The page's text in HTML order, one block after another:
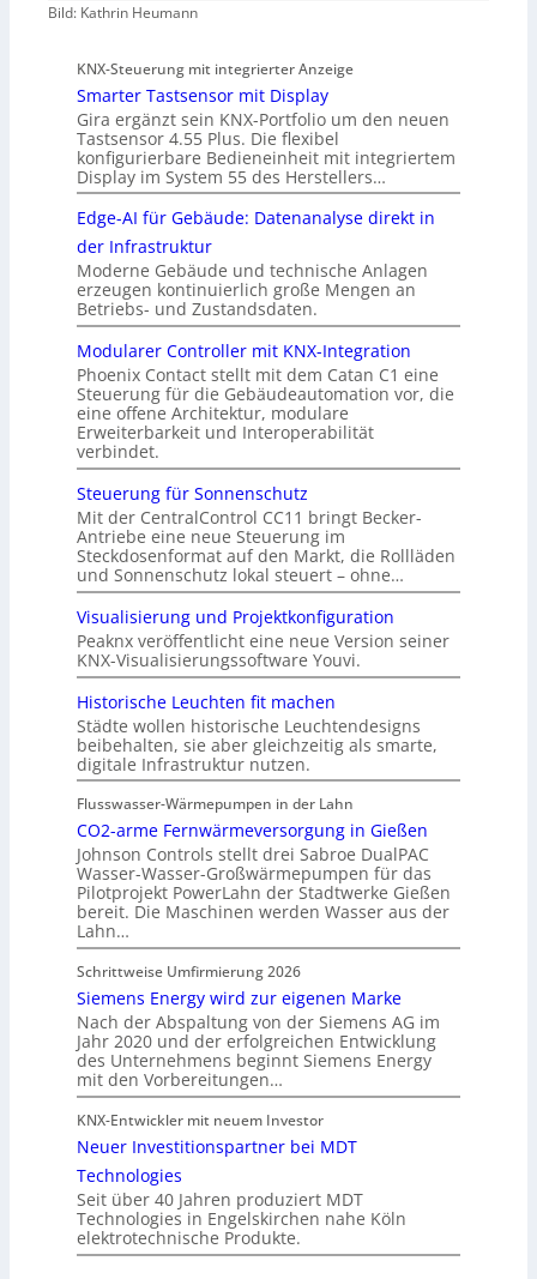
Bild: Kathrin Heumann
KNX-Steuerung mit integrierter Anzeige
Smarter Tastsensor mit Display
Gira ergänzt sein KNX-Portfolio um den neuen
Tastsensor 4.55 Plus. Die flexibel
konfigurierbare Bedieneinheit mit integriertem
Display im System 55 des Herstellers…
Edge-AI für Gebäude: Datenanalyse direkt in
der Infrastruktur
Moderne Gebäude und technische Anlagen
erzeugen kontinuierlich große Mengen an
Betriebs- und Zustandsdaten.
Modularer Controller mit KNX-Integration
Phoenix Contact stellt mit dem Catan C1 eine
Steuerung für die Gebäudeautomation vor, die
eine offene Architektur, modulare
Erweiterbarkeit und Interoperabilität
verbindet.
Steuerung für Sonnenschutz
Mit der CentralControl CC11 bringt Becker-
Antriebe eine neue Steuerung im
Steckdosenformat auf den Markt, die Rollläden
und Sonnenschutz lokal steuert – ohne…
Visualisierung und Projektkonfiguration
Peaknx veröffentlicht eine neue Version seiner
KNX-Visualisierungssoftware Youvi.
Historische Leuchten fit machen
Städte wollen historische Leuchtendesigns
beibehalten, sie aber gleichzeitig als smarte,
digitale Infrastruktur nutzen.
Flusswasser-Wärmepumpen in der Lahn
CO2-arme Fernwärmeversorgung in Gießen
Johnson Controls stellt drei Sabroe DualPAC
Wasser-Wasser-Großwärmepumpen für das
Pilotprojekt PowerLahn der Stadtwerke Gießen
bereit. Die Maschinen werden Wasser aus der
Lahn…
Schrittweise Umfirmierung 2026
Siemens Energy wird zur eigenen Marke
Nach der Abspaltung von der Siemens AG im
Jahr 2020 und der erfolgreichen Entwicklung
des Unternehmens beginnt Siemens Energy
mit den Vorbereitungen…
KNX-Entwickler mit neuem Investor
Neuer Investitionspartner bei MDT
Technologies
Seit über 40 Jahren produziert MDT
Technologies in Engelskirchen nahe Köln
elektrotechnische Produkte.